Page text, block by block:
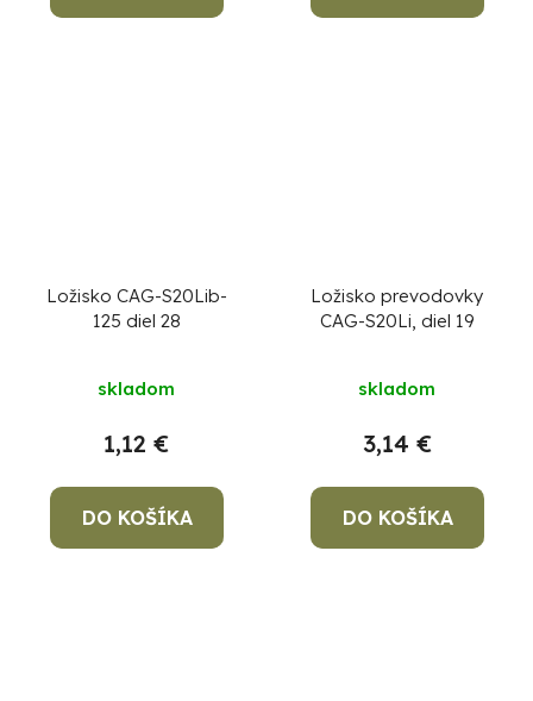
Ložisko CAG-S20Lib-
125 diel 28
skladom
1,12 €
DO KOŠÍKA
Ložisko prevodovky
CAG-S20Li, diel 19
skladom
3,14 €
DO KOŠÍKA